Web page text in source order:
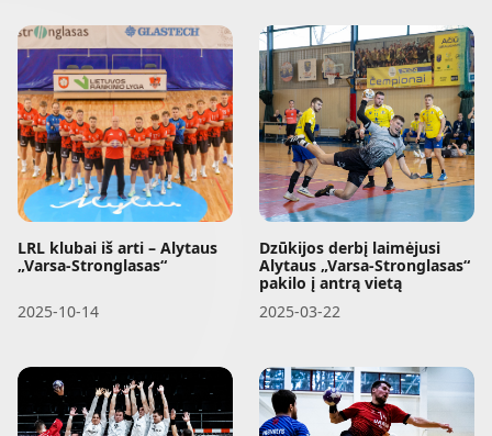
LRL klubai iš arti – Alytaus
„Varsa-Stronglasas“
2025-10-14
Dzūkijos derbį laimėjusi
Alytaus „Varsa-Stronglasas“
pakilo į antrą vietą
2025-03-22